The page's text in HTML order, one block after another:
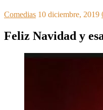
Comedias 10 diciembre, 2019
Feliz Navidad y